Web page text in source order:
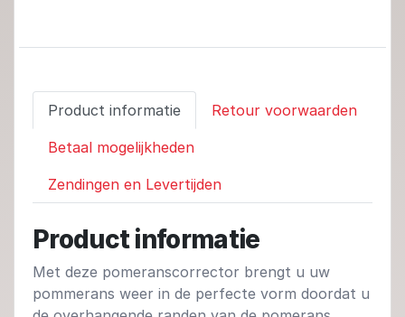
Product informatie Retour voorwaarden
Betaal mogelijkheden
Zendingen en Levertijden
Product informatie
Met deze pomeranscorrector brengt u uw
pommerans weer in de perfecte vorm doordat u